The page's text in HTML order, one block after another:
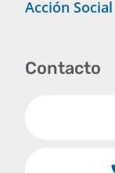
Acción Social
Contacto